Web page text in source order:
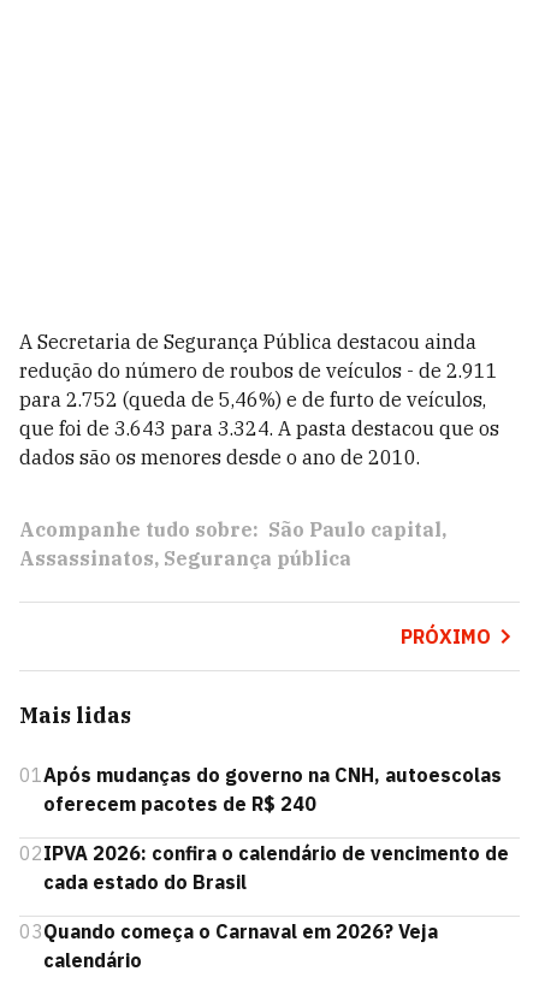
A Secretaria de Segurança Pública destacou ainda
redução do número de roubos de veículos - de 2.911
para 2.752 (queda de 5,46%) e de furto de veículos,
que foi de 3.643 para 3.324. A pasta destacou que os
dados são os menores desde o ano de 2010.
Acompanhe tudo sobre: São Paulo capital
Assassinatos Segurança pública
PRÓXIMO
Mais lidas
01Após mudanças do governo na CNH, autoescolas
oferecem pacotes de R$ 240
02IPVA 2026: confira o calendário de vencimento de
cada estado do Brasil
03Quando começa o Carnaval em 2026? Veja
calendário